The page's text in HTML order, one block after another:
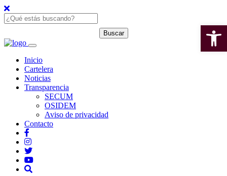
Inicio
Cartelera
Noticias
Transparencia
SECUM
OSIDEM
Aviso de privacidad
Contacto